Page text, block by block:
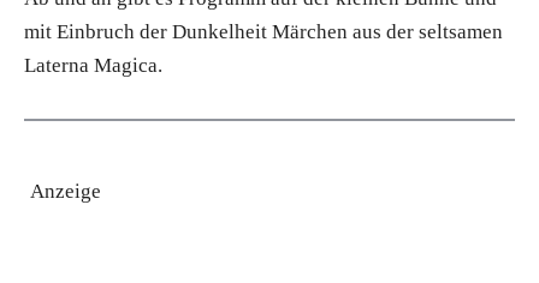
mit Einbruch der Dunkelheit Märchen aus der seltsamen
Laterna Magica.
Anzeige